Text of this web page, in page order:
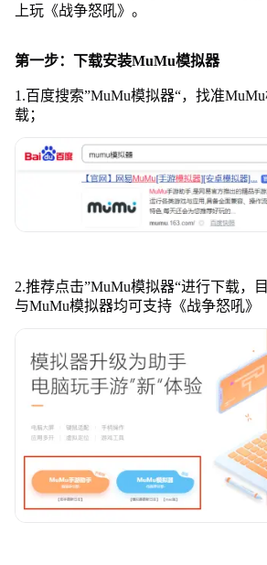
上玩《战争怒吼》。
第一步：下载安装MuMu模拟器
1.百度搜索”MuMu模拟器“，找准
载；
2.推荐点击”MuMu模拟器“进行下载，
与MuMu模拟器均可支持《战争怒吼》